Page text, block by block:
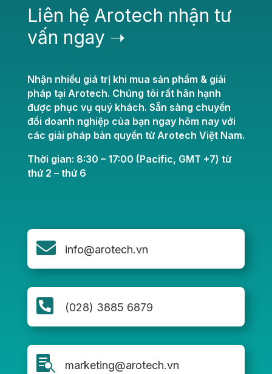
Liên hệ Arotech nhận tư
vấn ngay ➝
Nhận nhiều giá trị khi mua sản phẩm & giải
pháp tại Arotech. Chúng tôi rất hân hạnh
được phục vụ quý khách. Sẵn sàng chuyển
đổi doanh nghiệp của bạn ngay hôm nay với
các giải pháp bản quyền từ Arotech Việt Nam.
Thời gian: 8:30 – 17:00 (Pacific, GMT +7) từ
thứ 2 – thứ 6
 info@arotech.vn
 (028) 3885 6879
 marketing@arotech.vn